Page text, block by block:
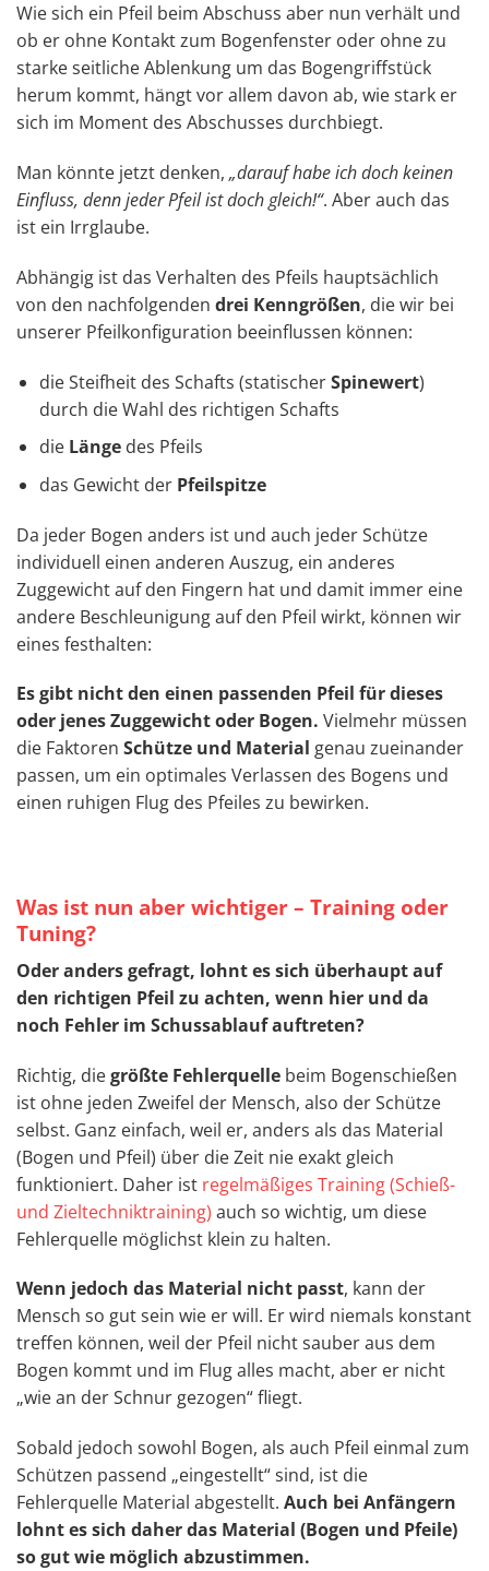
Wie sich ein Pfeil beim Abschuss aber nun verhält und
ob er ohne Kontakt zum Bogenfenster oder ohne zu
starke seitliche Ablenkung um das Bogengriffstück
herum kommt, hängt vor allem davon ab, wie stark er
sich im Moment des Abschusses durchbiegt.
Man könnte jetzt denken, „darauf habe ich doch keinen
Einfluss, denn jeder Pfeil ist doch gleich!“. Aber auch das
ist ein Irrglaube.
Abhängig ist das Verhalten des Pfeils hauptsächlich
von den nachfolgenden drei Kenngrößen, die wir bei
unserer Pfeilkonfiguration beeinflussen können:
die Steifheit des Schafts (statischerSpinewert)
durch die Wahl des richtigen Schafts
die Längedes Pfeils
das Gewicht der Pfeilspitze
Da jeder Bogen anders ist und auch jeder Schütze
individuell einen anderen Auszug, ein anderes
Zuggewicht auf den Fingern hat und damit immer eine
andere Beschleunigung auf den Pfeil wirkt, können wir
eines festhalten:
Es gibt nicht den einen passenden Pfeil für dieses
oder jenes Zuggewicht oder Bogen. Vielmehr müssen
die Faktoren Schütze und Material genau zueinander
passen, um ein optimales Verlassen des Bogens und
einen ruhigen Flug des Pfeiles zu bewirken.
Was ist nun aber wichtiger – Training oder
Tuning?
Oder anders gefragt, lohnt es sich überhaupt auf
den richtigen Pfeil zu achten, wenn hier und da
noch Fehler im Schussablauf auftreten?
Richtig, diegrößte Fehlerquelle beim Bogenschießen
ist ohne jeden Zweifel der Mensch, also der Schütze
selbst. Ganz einfach, weil er, anders als das Material
(Bogen und Pfeil) über die Zeit nie exakt gleich
funktioniert. Daher ist regelmäßiges Training (Schieß-
und Zieltechniktraining) auch so wichtig, um diese
Fehlerquelle möglichst klein zu halten.
Wenn jedoch das Material nicht passt, kann der
Mensch so gut sein wie er will. Er wird niemals konstant
treffen können, weil der Pfeil nicht sauber aus dem
Bogen kommt und im Flug alles macht, aber er nicht
„wie an der Schnur gezogen“ fliegt.
Sobald jedoch sowohl Bogen, als auch Pfeil einmal zum
Schützen passend „eingestellt“ sind, ist die
Fehlerquelle Material abgestellt. Auch bei Anfängern
lohnt es sich daher das Material (Bogen und Pfeile)
so gut wie möglich abzustimmen.